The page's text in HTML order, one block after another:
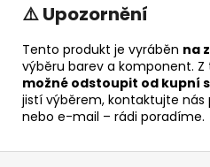
⚠️ Upozornění
Tento produkt je vyráběn na
výběru barev a komponent.
možné odstoupit od kupní
jistí výběrem, kontaktujte nás
nebo e-mail – rádi poradíme.